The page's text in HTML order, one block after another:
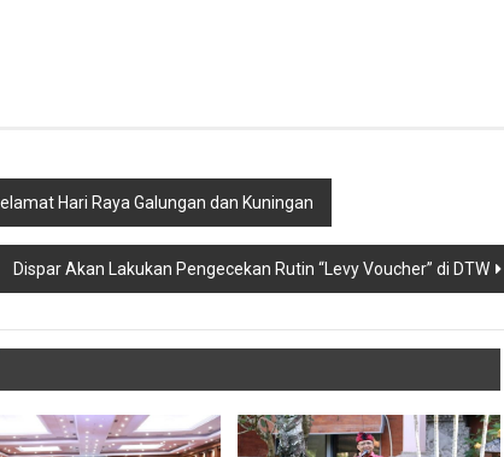
Hari Raya Galungan dan Kuningan
Dispar Akan Lakukan Pengecekan Rutin “Levy Voucher” di DTW